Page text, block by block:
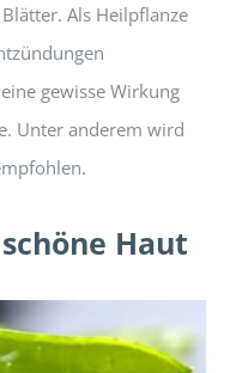
Als Heilpflanze
gewisse Wirkung
Unter anderem wird
Haut